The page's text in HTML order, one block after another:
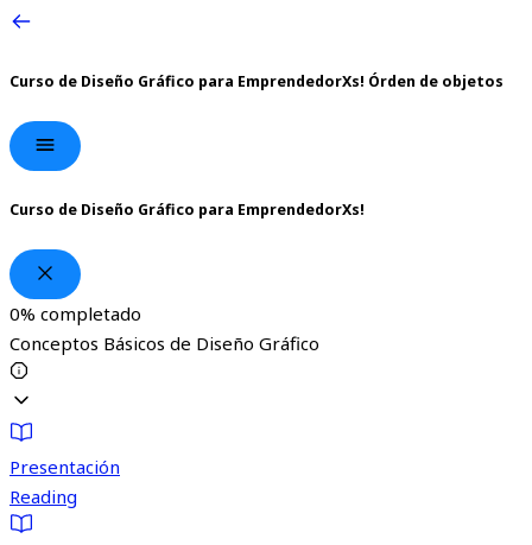
Curso de Diseño Gráfico para EmprendedorXs! Órden de objetos
Curso de Diseño Gráfico para EmprendedorXs!
0% completado
Conceptos Básicos de Diseño Gráfico
Presentación
Reading